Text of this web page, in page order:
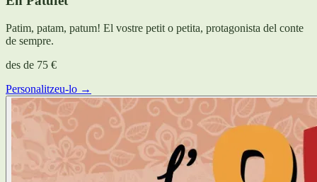
Patim, patam, patum! El vostre petit o petita, protagonista del conte
de sempre.
des de 75 €
Personalitzeu-lo →